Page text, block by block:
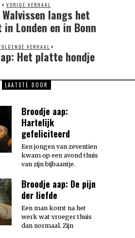
VORIGE VERHAAL
Previous
post:
langs het
Londen en in Bonn
VERHAAL
Next
post:
Het platte hondje
LAATSTE DOOR
Broodje aap:
Hartelijk
gefeliciteerd
Een jongen van zeventien
kwam op een avond thuis
van zijn bijbaantje.
Broodje aap: De pijn
der liefde
Een man komt na het
werk wat vroeger thuis
dan normaal. Zijn